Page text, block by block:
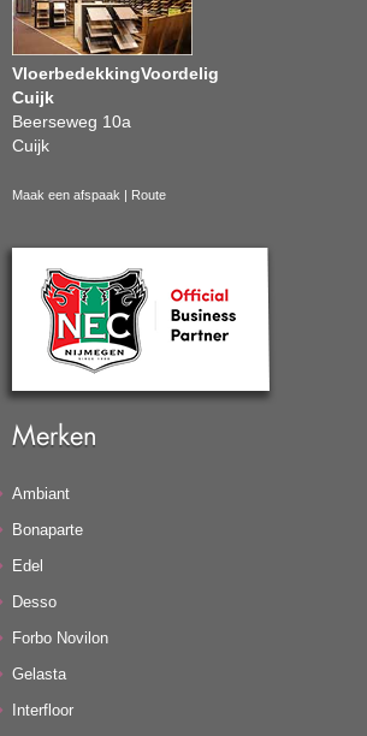
VloerbedekkingVoordelig
Cuijk
Beerseweg 10a
Cuijk
Maak een afspaak Route
Merken
Ambiant
Bonaparte
Edel
Desso
Forbo Novilon
Gelasta
Interfloor